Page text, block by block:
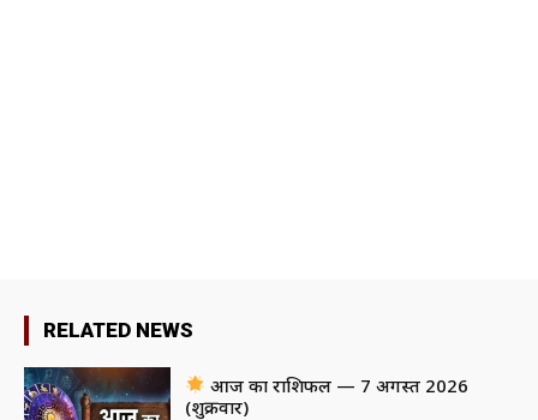
RELATED NEWS
आज का राशिफल — 7 अगस्त 2026
(शुक्रवार)